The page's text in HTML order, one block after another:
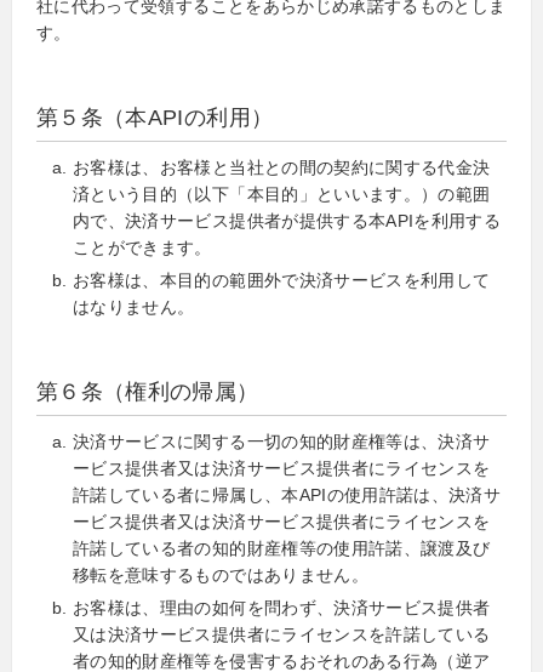
社に代わって受領することをあらかじめ承諾するものとしま
す。
第５条（本APIの利用）
お客様は、お客様と当社との間の契約に関する代金決
済という目的（以下「本目的」といいます。）の範囲
内で、決済サービス提供者が提供する本APIを利用する
ことができます。
お客様は、本目的の範囲外で決済サービスを利用して
はなりません。
第６条（権利の帰属）
決済サービスに関する一切の知的財産権等は、決済サ
ービス提供者又は決済サービス提供者にライセンスを
許諾している者に帰属し、本APIの使用許諾は、決済サ
ービス提供者又は決済サービス提供者にライセンスを
許諾している者の知的財産権等の使用許諾、譲渡及び
移転を意味するものではありません。
お客様は、理由の如何を問わず、決済サービス提供者
又は決済サービス提供者にライセンスを許諾している
者の知的財産権等を侵害するおそれのある行為（逆ア